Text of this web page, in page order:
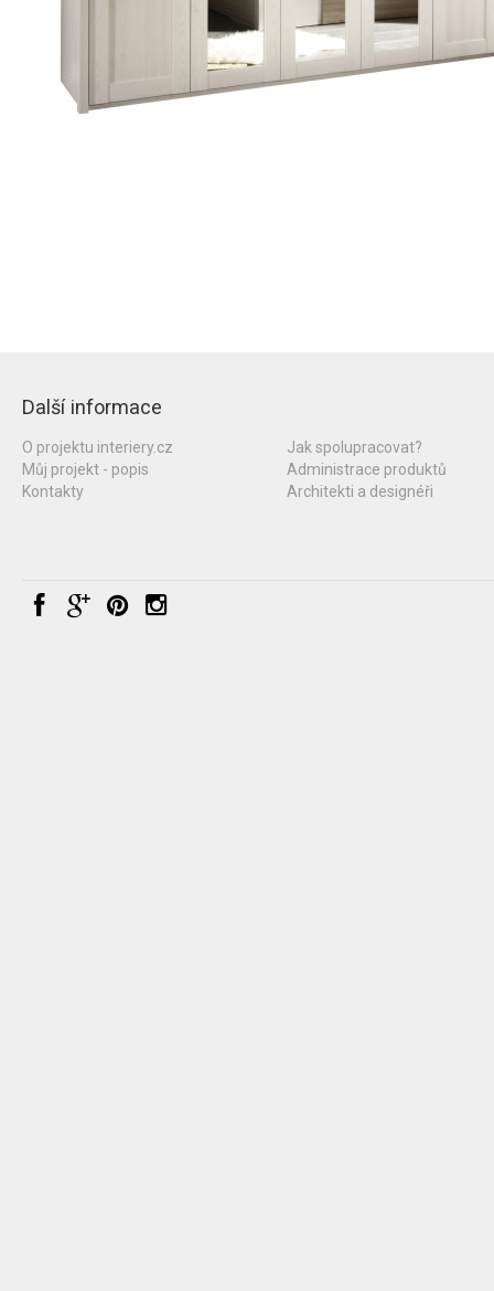
Další informace
O projektu interiery.cz
Můj projekt - popis
Kontakty
Jak spolupracovat?
Administrace produktů
Architekti a designéři